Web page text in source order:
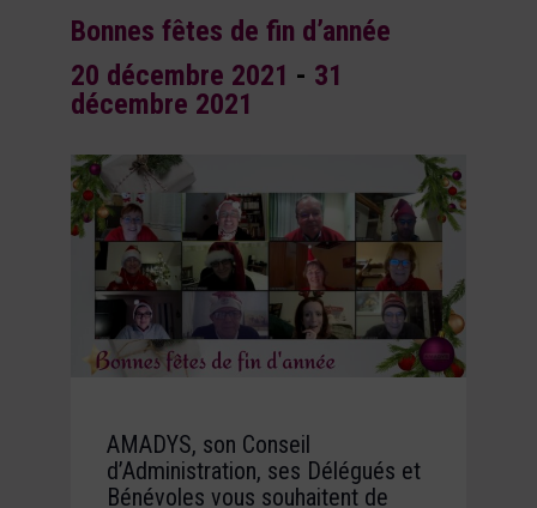
Bonnes fêtes de fin d’année
20 décembre 2021 - 31
décembre 2021
AMADYS, son Conseil
d’Administration, ses Délégués et
Bénévoles vous souhaitent de